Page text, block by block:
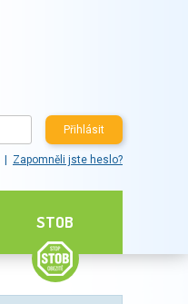
Přihlásit
Zapomněli jste heslo?
STOB